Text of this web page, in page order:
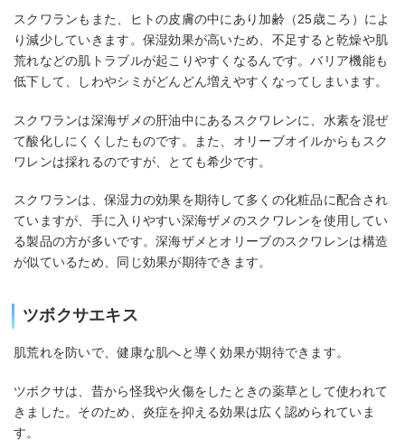
スクワランもまた、ヒトの皮膚の中にあり加齢（25歳ころ）によ
り減少していきます。保湿効果が高いため、不足すると乾燥や肌
荒れなどの肌トラブルが起こりやすくなるんです。バリア機能も
低下して、しわやシミがどんどん増えやすくなってしまいます。
スクワランは深海ザメの肝油中にあるスクワレンに、水素を混ぜ
て酸化しにくくしたものです。また、オリーブオイルからもスク
ワレンは採れるのですが、とても希少です。
スクワランは、保湿力の効果を期待して多くの化粧品に配合され
ていますが、手に入りやすい深海ザメのスクワレンを使用してい
る製品の方が多いです。深海ザメとオリーブのスクワレンは構造
が似ているため、同じ効果が期待できます。
ツボクサエキス
肌荒れを防いで、健康な肌へと導く効果が期待できます。
ツボクサは、昔から怪我や火傷をしたときの薬草として使われて
きました。そのため、炎症を抑える効果は広く認められていま
す。